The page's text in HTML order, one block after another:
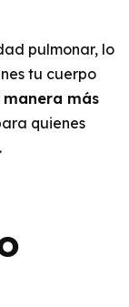
pulmonar, lo
tu cuerpo
más
quienes